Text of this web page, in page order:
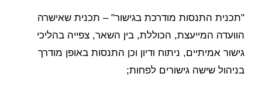
"תכנית התנסות מודרכת בגישור" – תכנית שאישרה
הוועדה המייעצת, הכוללת, בין השאר, צפייה בהליכי
גישור אמיתיים, ניתוח ודיון וכן התנסות באופן מודרך
בניהול שישה גישורים לפחות;